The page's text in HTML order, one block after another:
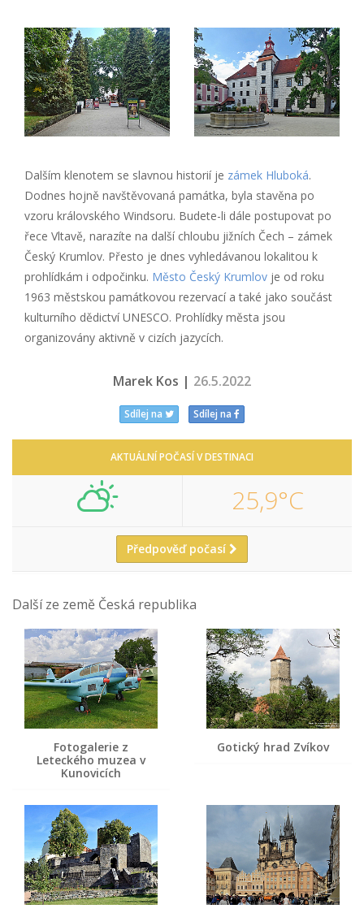
Dalším klenotem se slavnou historií je zámek Hluboká.
Dodnes hojně navštěvovaná památka, byla stavěna po
vzoru královského Windsoru. Budete-li dále postupovat po
řece Vltavě, narazíte na další chloubu jižních Čech – zámek
Český Krumlov. Přesto je dnes vyhledávanou lokalitou k
prohlídkám i odpočinku. Město Český Krumlov je od roku
1963 městskou památkovou rezervací a také jako součást
kulturního dědictví UNESCO. Prohlídky města jsou
organizovány aktivně v cizích jazycích.
Marek Kos | 26.5.2022
Sdílej na Sdílej na
AKTUÁLNÍ POČASÍ V DESTINACI
25,9°C
Předpověď počasí
Další ze země Česká republika
Fotogalerie z
Leteckého muzea v
Kunovicích
Gotický hrad Zvíkov